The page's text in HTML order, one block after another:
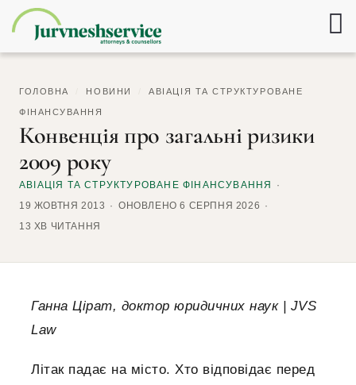
ГОЛОВНА НОВИНИ АВІАЦІЯ ТА СТРУКТУРОВАНЕ
ФІНАНСУВАННЯ
Конвенція про загальні ризики
2009 року
АВІАЦІЯ ТА СТРУКТУРОВАНЕ ФІНАНСУВАННЯ
19 ЖОВТНЯ 2013
ОНОВЛЕНО 6 СЕРПНЯ 2026
13 ХВ ЧИТАННЯ
Ганна Цірат, доктор юридичних наук | JVS
Law
Літак падає на місто. Хто відповідає перед